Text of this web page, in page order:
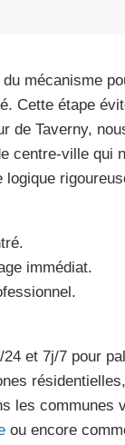
mécanisme
Cette étape
de Taverny,
centre-ville qui
immédiat.
et 7j/7 pour
les communes
ou encore